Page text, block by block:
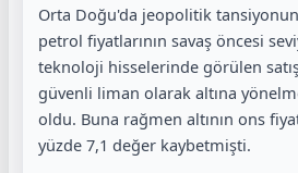
Orta Doğu'da jeopolitik
petrol fiyatlarının savaş öncesi
teknoloji hisselerinde görülen
güvenli liman olarak altına
oldu. Buna rağmen altının ons
yüzde 7,1 değer kaybetmişti.